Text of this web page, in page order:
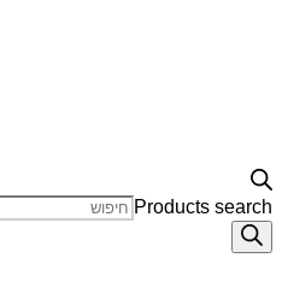
Products search